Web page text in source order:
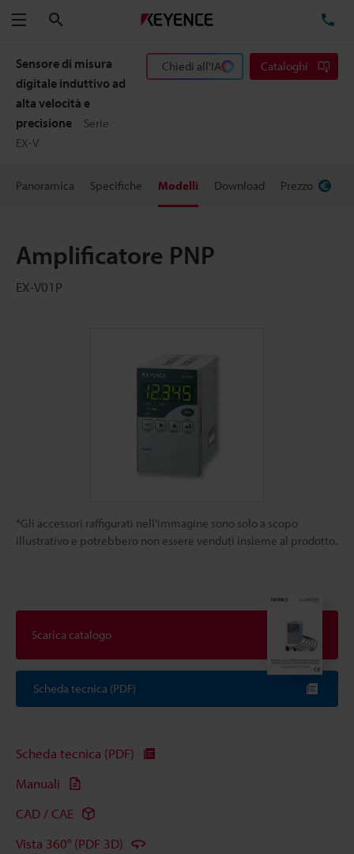
Menu
Sensore di misura
digitale induttivo ad
alta velocità e
precisione
Serie
EX-V
Chiedi all'IA Cataloghi
Panoramica Specifiche Modelli Download Prezzo
Amplificatore PNP
EX-V01P
*Gli accessori raffigurati nell'immagine sono solo a scopo
illustrativo e potrebbero non essere venduti insieme al prodotto.
Scarica catalogo
Scheda tecnica (PDF)
Scheda tecnica (PDF)
Manuali
CAD / CAE
Vista 360° (PDF 3D)